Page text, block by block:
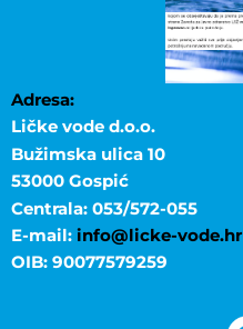
Adresa:
Ličke vode d.o.o.
Bužimska ulica 10
53000 Gospić
Centrala: 053/572-055
E-mail: info@licke-vode.hr
OIB: 90077579259